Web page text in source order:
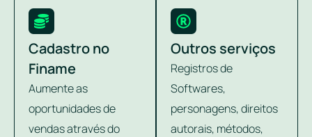
Cadastro no
Finame
Aumente as
oportunidades de
vendas através do
Outros serviços
Registros de
Softwares,
personagens, direitos
autorais, métodos,